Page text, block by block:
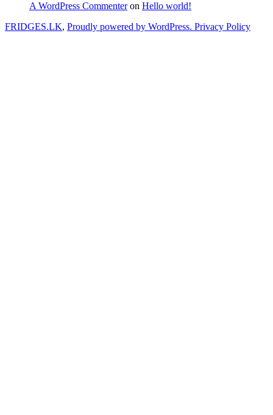
A WordPress Commenteron Hello world!
FRIDGES.LK, Proudly powered by WordPress. Privacy Policy